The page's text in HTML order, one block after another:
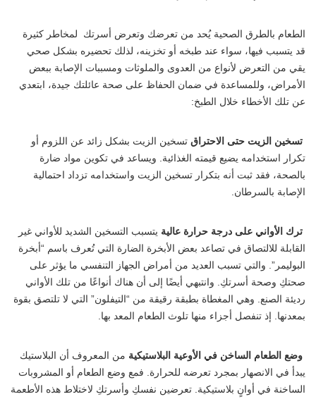
الطعام بالطرق الصحية يُحد من تعرضك وتعرض أسرتك لمخاطر كثيرة
قد يتسبب فيها، سواء عند طبخه أو تخزينه، لذلك تحضيره بشكل صحي
يقي من التعرض لأنواع من العدوى والملوثات ومسببات الإصابة ببعض
الأمراض، وللمساعدة في ضمان الحفاظ على صحة عائلتك جيدة، ابتعدي
عن تلك الأخطاء خلال الطبخ:
تسخين الزيت حتى الاحتراق تسخين الزيت بشكل زائد عن اللزوم أو
تكرار استخدامه يضيع قيمته الغذائية. ويساعد في تكوين مواد ضارة
بالصحة، فقد ثبت أنه بتكرار تسخين الزيت واستخدامه تزداد احتمالية
الإصابة بالسرطان.
ترك الأواني على درجة حرارة عالية يتسبب التسخين الشديد للأواني غير
القابلة للالتصاق في تصاعد بعض الأبخرة الضارة التي تُعرف باسم “أبخرة
البوليمر”. والتي تسبب العديد من أمراض الجهاز التنفسي ما يؤثر على
صحتكِ وصحة أسرتكِ. وانتبهي أيضًا إلى أن هناك أنواعًا من تلك الأواني
رديئة الصنع. وهي المغطاة بطبقة رقيقة من “التيفلون” التي لا تلتصق بقوة
بمعدنها. إذ تنفصل أجزاء منها تلوث الطعام المعد بها.
وضع الطعام الساخن في الأوعية البلاستيكية من المعروف أن البلاستيك
يبدأ في الانصهار بمجرد تعرضه للحرارة. فمع وضع الطعام أو المشروبات
الساخنة في أوانٍ بلاستيكية. تعرضين نفسكِ وأسرتكِ لاختلاط هذه الأطعمة